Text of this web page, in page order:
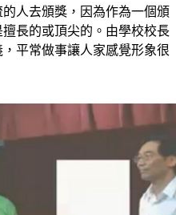
長的或頂尖的。由學校校長
平常做事讓人家感覺形象很